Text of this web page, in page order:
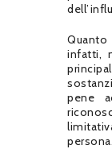
infatti,
pene
persona.